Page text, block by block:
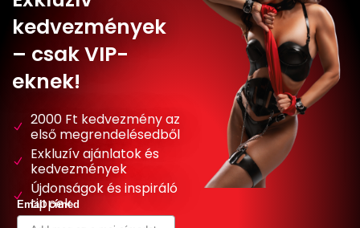
kedvezmények
– csak VIP-
eknek!
2000 Ft kedvezmény az
első megrendelésedből
Exkluzív ajánlatok és
kedvezmények
Újdonságok és inspiráló
tippek
Email címed